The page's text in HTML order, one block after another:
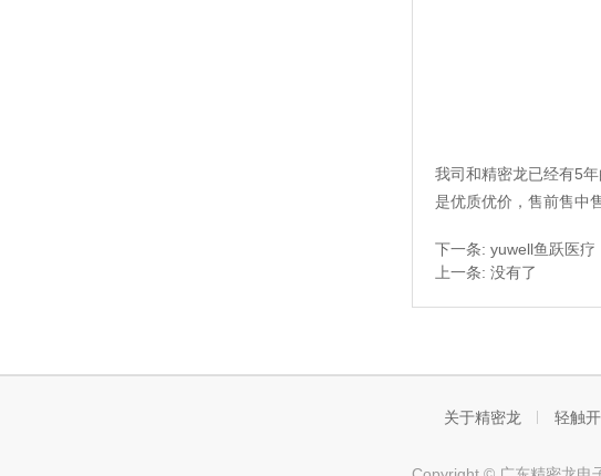
我司和精密龙已经有5
是优质优价，售前售中
下一条: yuwell鱼跃医疗
上一条: 没有了
关于精密龙 轻触